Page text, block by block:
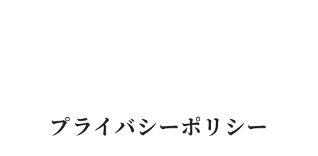
プライバシーポリシー